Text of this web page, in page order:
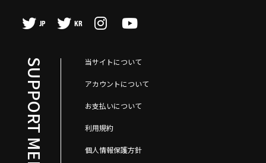
JP KR
SUPPORT MENU 当サイトについて
アカウントについて
お支払いについて
利用規約
個人情報保護方針